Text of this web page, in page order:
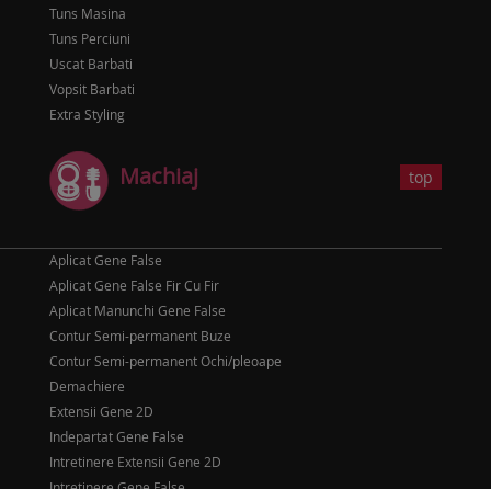
Tuns Masina
Tuns Perciuni
Uscat Barbati
Vopsit Barbati
Extra Styling
top
Machiaj
Aplicat Gene False
Aplicat Gene False Fir Cu Fir
Aplicat Manunchi Gene False
Contur Semi-permanent Buze
Contur Semi-permanent Ochi/pleoape
Demachiere
Extensii Gene 2D
Indepartat Gene False
Intretinere Extensii Gene 2D